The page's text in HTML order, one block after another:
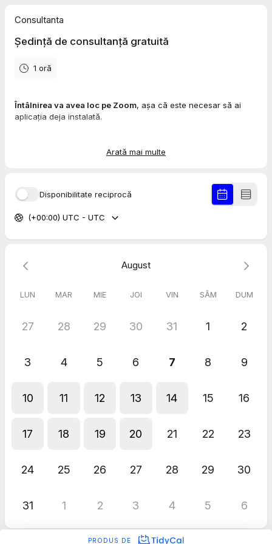
Consultanta
Ședință de consultanță gratuită
1 oră
Întâlnirea va avea loc pe Zoom, așa că este necesar să ai
aplicația deja instalată.
datele de contact să fie corecte
Arată mai multe
Disponibilitate reciprocă
(+00:00) UTC - UTC
August
LUN MAR MIE JOI VIN SÂM DUM
27 28 29 30 31 1 2
3 4 5 6 7 8 9
10 11 12 13 14 15 16
17 18 19 20 21 22 23
24 25 26 27 28 29 30
31 1 2 3 4 5 6
PRODUS DE